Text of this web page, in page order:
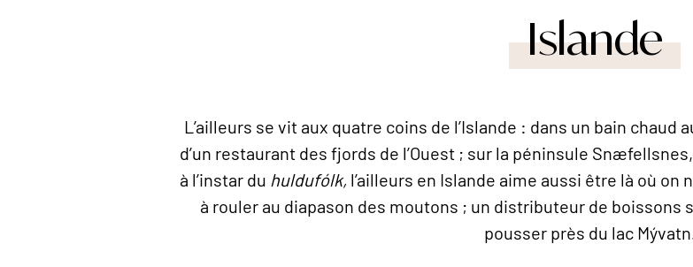
Islande
L’ailleurs se vit aux quatre coins de l’Islande : dans un bain chaud
d’un restaurant des fjords de l’Ouest ; sur la péninsule
à l’instar du huldufólk, l’ailleurs en Islande aime aussi être là où
à rouler au diapason des moutons ; un distributeur de
pousser près du lac